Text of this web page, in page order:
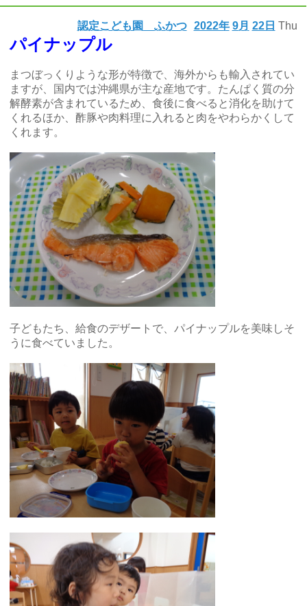
2022年 9月 22日 Thu
認定こども園 ふかつ
パイナップル
まつぼっくりような形が特徴で、海外からも輸入されてい
ますが、国内では沖縄県が主な産地です。たんぱく質の分
解酵素が含まれているため、食後に食べると消化を助けて
くれるほか、酢豚や肉料理に入れると肉をやわらかくして
くれます。
子どもたち、給食のデザートで、パイナップルを美味しそ
うに食べていました。